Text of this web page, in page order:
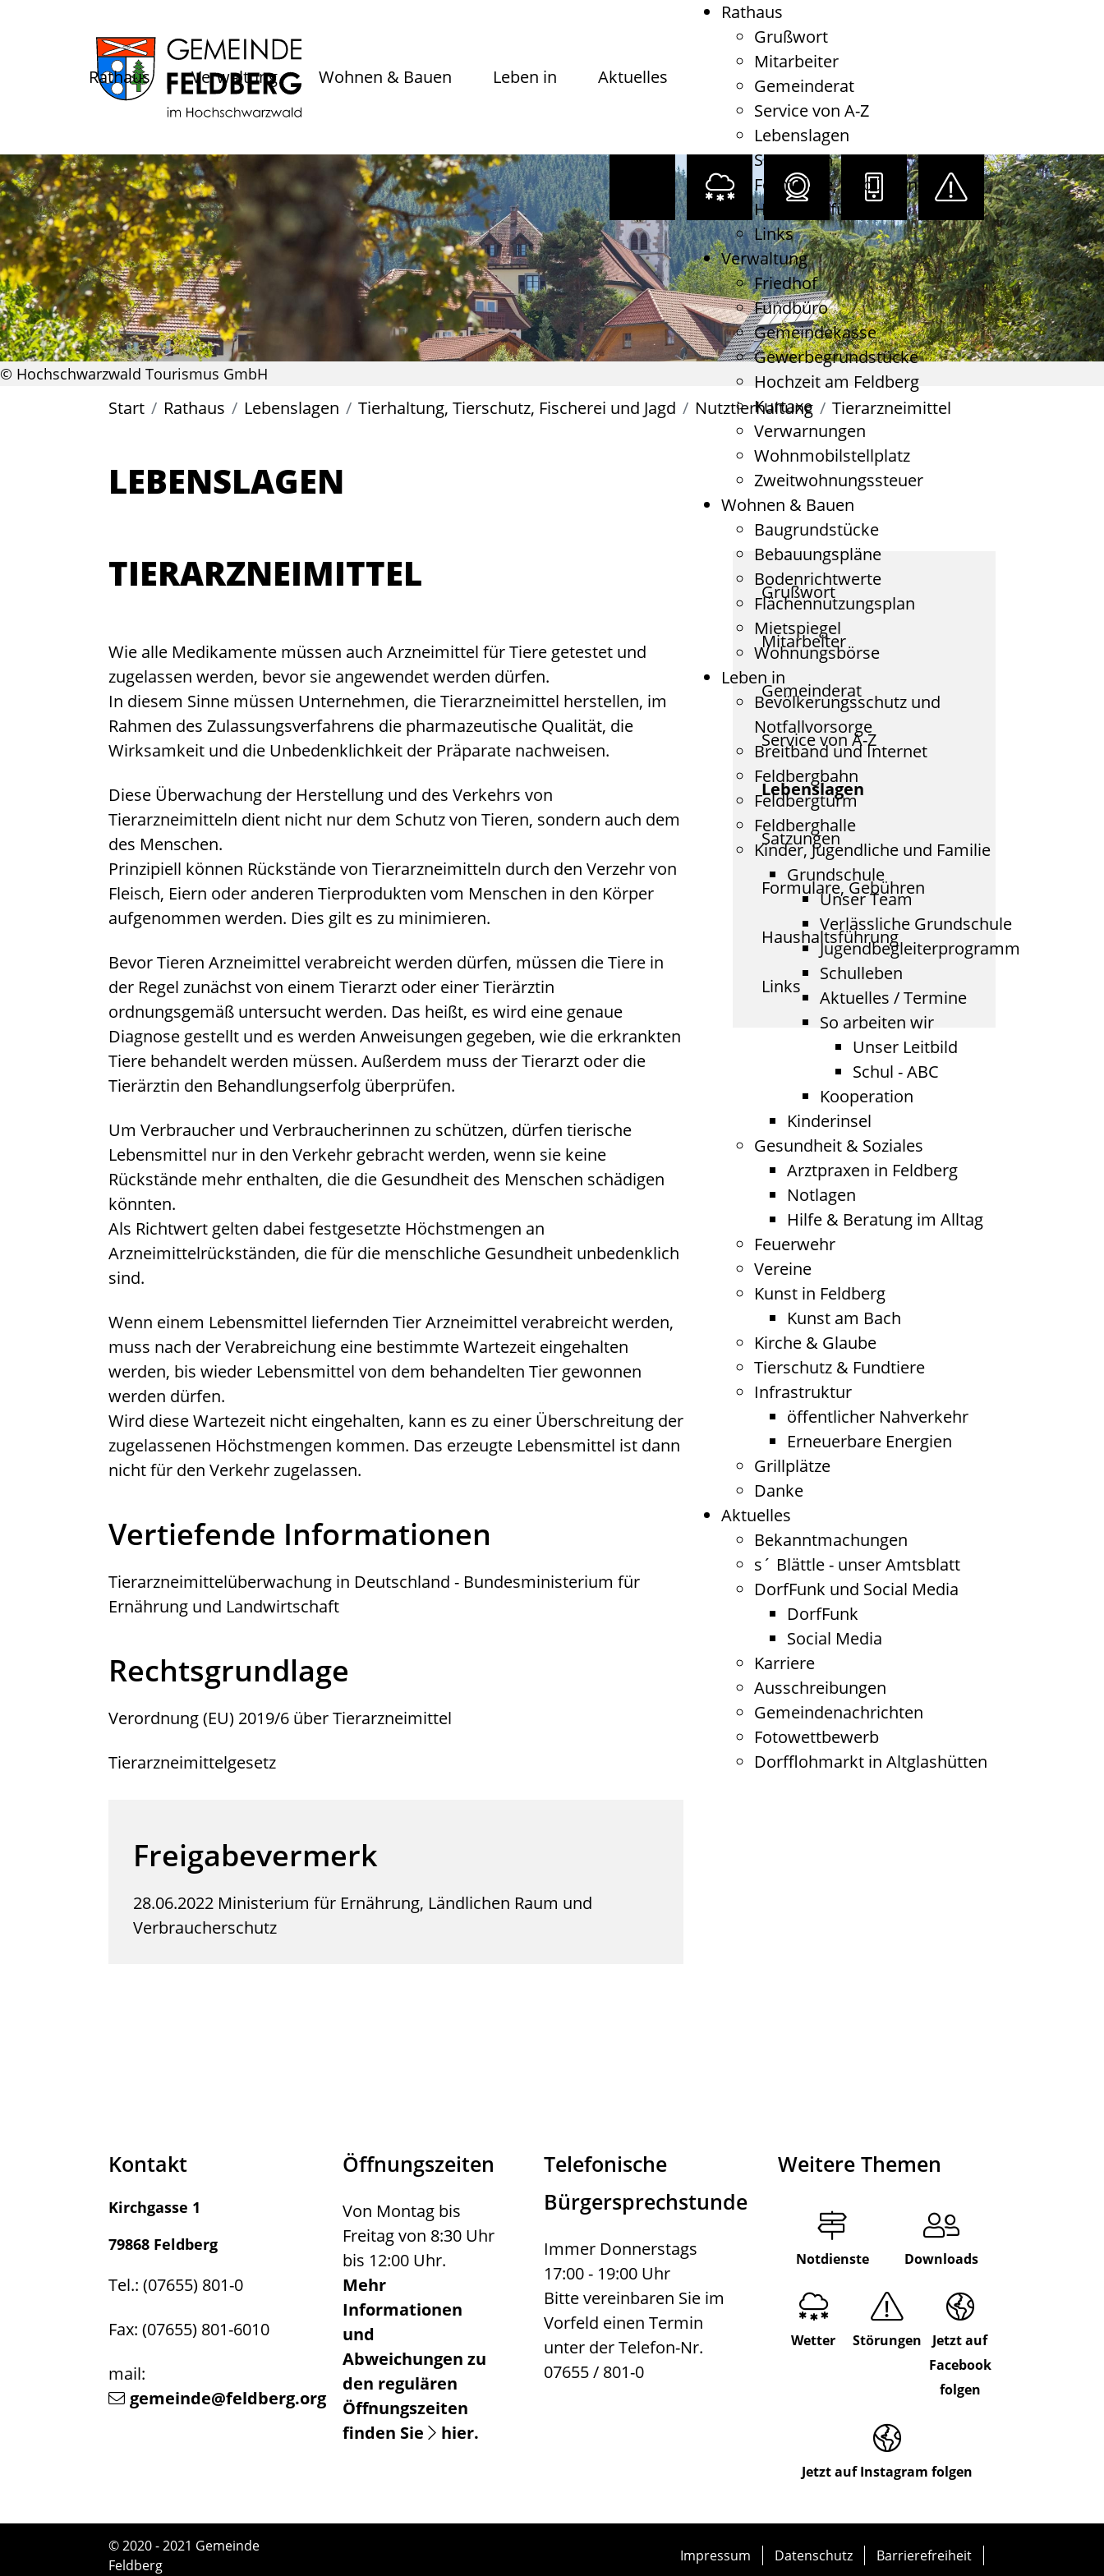
Rathaus Verwaltung Wohnen & Bauen Leben in Aktuelles
Rathaus
Grußwort
Mitarbeiter
Gemeinderat
Service von A-Z
Lebenslagen
Satzungen
Formulare, Gebühren
Haushaltsführung
Links
Verwaltung
Friedhof
Fundbüro
Gemeindekasse
Gewerbegrundstücke
Hochzeit am Feldberg
Kurtaxe
Verwarnungen
Wohnmobilstellplatz
Zweitwohnungssteuer
Wohnen & Bauen
Baugrundstücke
Bebauungspläne
Bodenrichtwerte
Flächennutzungsplan
Mietspiegel
Wohnungsbörse
Leben in
Bevölkerungsschutz und
Notfallvorsorge
Breitband und Internet
Feldbergbahn
Feldbergturm
Feldberghalle
Kinder, Jugendliche und Familie
Grundschule
Unser Team
Verlässliche Grundschule
Jugendbegleiterprogramm
Schulleben
Aktuelles / Termine
So arbeiten wir
Unser Leitbild
Schul - ABC
Kooperation
Kinderinsel
Gesundheit & Soziales
Arztpraxen in Feldberg
Notlagen
Hilfe & Beratung im Alltag
Feuerwehr
Vereine
Kunst in Feldberg
Kunst am Bach
Kirche & Glaube
Tierschutz & Fundtiere
Infrastruktur
öffentlicher Nahverkehr
Erneuerbare Energien
Grillplätze
Danke
Aktuelles
Bekanntmachungen
s´ Blättle - unser Amtsblatt
DorfFunk und Social Media
DorfFunk
Social Media
Karriere
Ausschreibungen
Gemeindenachrichten
Fotowettbewerb
Dorfflohmarkt in Altglashütten
© Hochschwarzwald Tourismus GmbH
Start Rathaus Lebenslagen Tierhaltung, Tierschutz, Fischerei und Jagd Nutztierhaltung Tierarzneimittel
LEBENSLAGEN
TIERARZNEIMITTEL
Wie alle Medikamente müssen auch Arzneimittel für Tiere getestet und
zugelassen werden, bevor sie angewendet werden dürfen.
In diesem Sinne müssen Unternehmen, die Tierarzneimittel herstellen, im
Rahmen des Zulassungsverfahrens die pharmazeutische Qualität, die
Wirksamkeit und die Unbedenklichkeit der Präparate nachweisen.
Diese Überwachung der Herstellung und des Verkehrs von
Tierarzneimitteln dient nicht nur dem Schutz von Tieren, sondern auch dem
des Menschen.
Prinzipiell können Rückstände von Tierarzneimitteln durch den Verzehr von
Fleisch, Eiern oder anderen Tierprodukten vom Menschen in den Körper
aufgenommen werden. Dies gilt es zu minimieren.
Bevor Tieren Arzneimittel verabreicht werden dürfen, müssen die Tiere in
der Regel zunächst von einem Tierarzt oder einer Tierärztin
ordnungsgemäß untersucht werden. Das heißt, es wird eine genaue
Diagnose gestellt und es werden Anweisungen gegeben, wie die erkrankten
Tiere behandelt werden müssen. Außerdem muss der Tierarzt oder die
Tierärztin den Behandlungserfolg überprüfen.
Um Verbraucher und Verbraucherinnen zu schützen, dürfen tierische
Lebensmittel nur in den Verkehr gebracht werden, wenn sie keine
Rückstände mehr enthalten, die die Gesundheit des Menschen schädigen
könnten.
Als Richtwert gelten dabei festgesetzte Höchstmengen an
Arzneimittelrückständen, die für die menschliche Gesundheit unbedenklich
sind.
Wenn einem Lebensmittel liefernden Tier Arzneimittel verabreicht werden,
muss nach der Verabreichung eine bestimmte Wartezeit eingehalten
werden, bis wieder Lebensmittel von dem behandelten Tier gewonnen
werden dürfen.
Wird diese Wartezeit nicht eingehalten, kann es zu einer Überschreitung der
zugelassenen Höchstmengen kommen. Das erzeugte Lebensmittel ist dann
nicht für den Verkehr zugelassen.
Vertiefende Informationen
Tierarzneimittelüberwachung in Deutschland - Bundesministerium für
Ernährung und Landwirtschaft
Rechtsgrundlage
Verordnung (EU) 2019/6 über Tierarzneimittel
Tierarzneimittelgesetz
Freigabevermerk
28.06.2022 Ministerium für Ernährung, Ländlichen Raum und
Verbraucherschutz
Grußwort
Mitarbeiter
Gemeinderat
Service von A-Z
Lebenslagen
Satzungen
Formulare, Gebühren
Haushaltsführung
Links
Kontakt
Kirchgasse 1
79868 Feldberg
Tel.: (07655) 801-0
Fax: (07655) 801-6010
mail:
gemeinde@feldberg.org
Öffnungszeiten
Von Montag bis
Freitag von 8:30 Uhr
bis 12:00 Uhr.
Mehr
Informationen
und
Abweichungen zu
den regulären
Öffnungszeiten
finden Sie
hier.
Telefonische
Bürgersprechstunde
Immer Donnerstags
17:00 - 19:00 Uhr
Bitte vereinbaren Sie im
Vorfeld einen Termin
unter der Telefon-Nr.
07655 / 801-0
Weitere Themen
Notdienste Downloads
Wetter Störungen
Jetzt auf
Facebook
folgen
Jetzt auf Instagram folgen
© 2020 - 2021 Gemeinde
Feldberg
Impressum Datenschutz Barrierefreiheit